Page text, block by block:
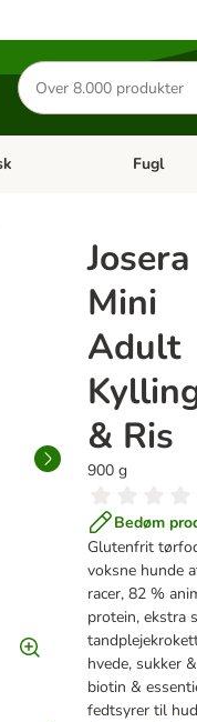
Søg
efter
produkter
kategori menu: Gnaver
Åben
Fugl
Josera
Mini
Adult
& Ris
900 g
Bedøm
Glutenfrit
voksne hunde
racer, 82 %
protein, ekstra
hvede, sukker
biotin &
fedtsyrer til